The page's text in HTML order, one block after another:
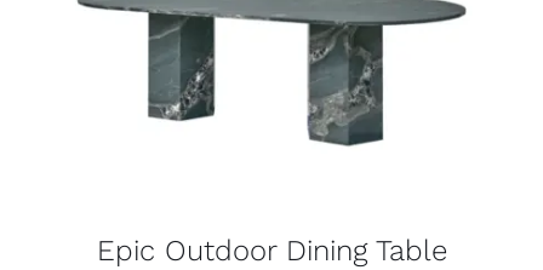
Epic Outdoor Dining Table